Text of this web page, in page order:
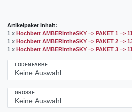
Artikelpaket Inhalt:
1 x Hochbett AMBERintheSKY => PAKET 1 =>
1 x Hochbett AMBERintheSKY => PAKET 2 =>
1 x Hochbett AMBERintheSKY => PAKET 3 =>
LODENFARBE
GRÖSSE